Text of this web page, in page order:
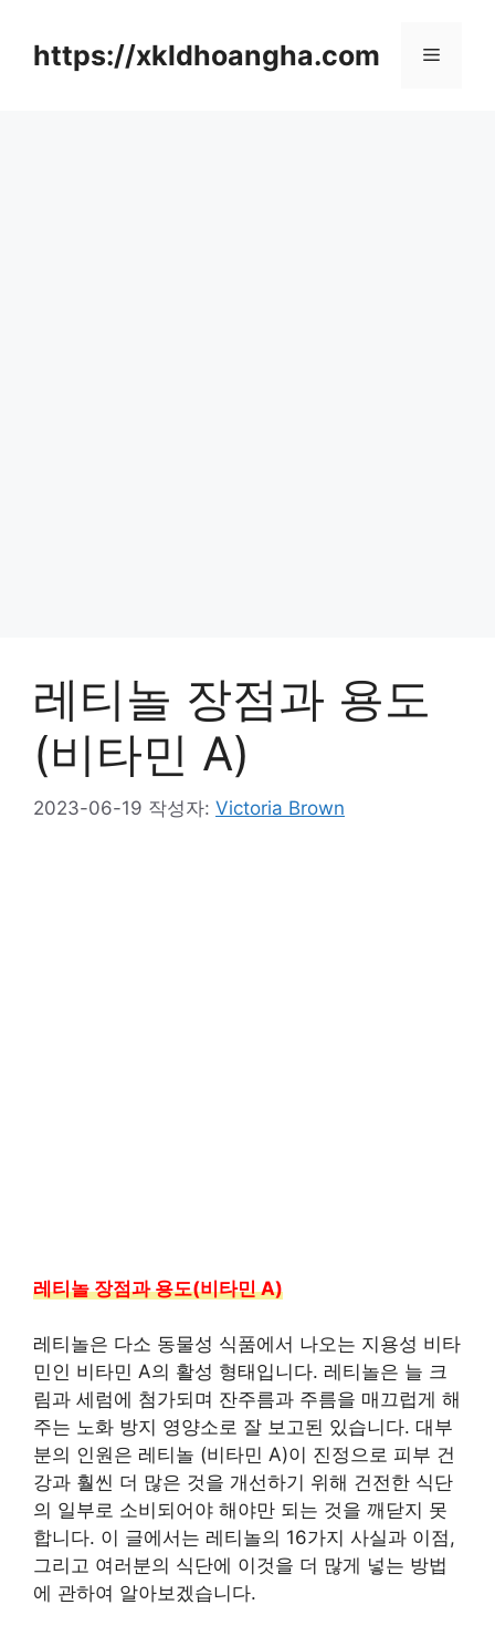
https://xkldhoangha.com 메
레티놀 장점과 용도
(비타민 A)
2023-06-19 작성자: Victoria Brown
레티놀 장점과 용도(비타민 A)
레티놀은 다소 동물성 식품에서 나오는 지용성 비타
민인 비타민 A의 활성 형태입니다. 레티놀은 늘 크
림과 세럼에 첨가되며 잔주름과 주름을 매끄럽게 해
주는 노화 방지 영양소로 잘 보고된 있습니다. 대부
분의 인원은 레티놀 (비타민 A)이 진정으로 피부 건
강과 훨씬 더 많은 것을 개선하기 위해 건전한 식단
의 일부로 소비되어야 해야만 되는 것을 깨닫지 못
합니다. 이 글에서는 레티놀의 16가지 사실과 이점,
그리고 여러분의 식단에 이것을 더 많게 넣는 방법
에 관하여 알아보겠습니다.